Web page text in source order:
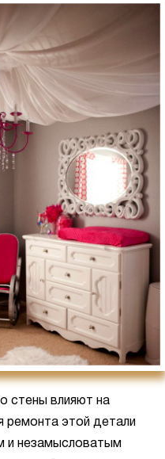
стены влияют на
ремонта этой детали
и незамысловатым